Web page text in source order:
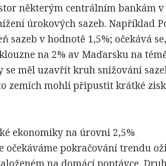
některým centrálním bankám
úrokových sazeb. Například
sazeb v hodnotě 1,5%; očekává
na 2% av Maďarsku na
se měl uzavřít kruh snižování
zemích mohli připustit krátké
ekonomiky na úrovni 2,5%
očekáváme pokračování trendu